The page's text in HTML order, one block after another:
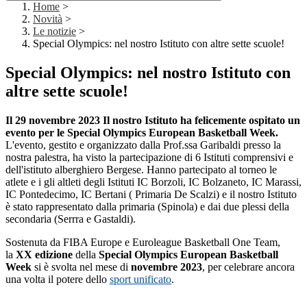
Home >
Novità >
Le notizie >
Special Olympics: nel nostro Istituto con altre sette scuole!
Special Olympics: nel nostro Istituto con
altre sette scuole!
Il 29 novembre 2023 Il nostro Istituto ha felicemente ospitato un
evento per le Special Olympics European Basketball Week.
L'evento, gestito e organizzato dalla Prof.ssa Garibaldi presso la
nostra palestra, ha visto la partecipazione di 6 Istituti comprensivi e
dell'istituto alberghiero Bergese. Hanno partecipato al torneo le
atlete e i gli altleti degli Istituti IC Borzoli, IC Bolzaneto, IC Marassi,
IC Pontedecimo, IC Bertani ( Primaria De Scalzi) e il nostro Istituto
è stato rappresentato dalla primaria (Spinola) e dai due plessi della
secondaria (Serrra e Gastaldi).
Sostenuta da FIBA Europe e Euroleague Basketball One Team,
la XX edizione della Special Olympics European Basketball
Week si è svolta nel mese di novembre 2023, per celebrare ancora
una volta il potere dello sport unificato.